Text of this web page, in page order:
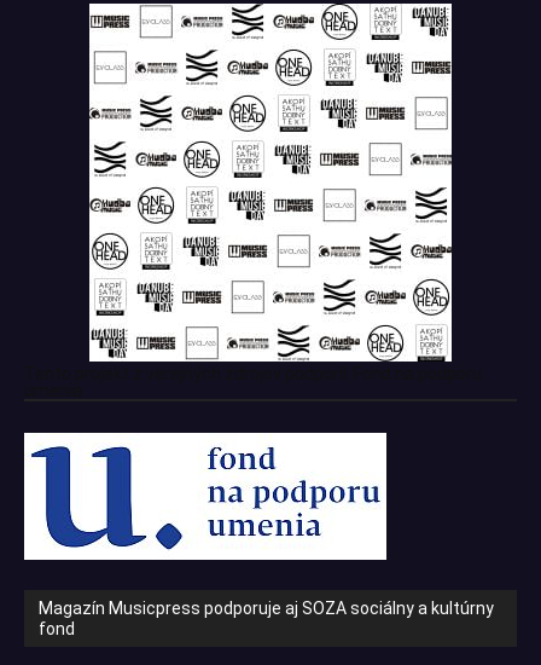
Magazín Musicpress podporuje aj SOZA sociálny a kultúrny
fond